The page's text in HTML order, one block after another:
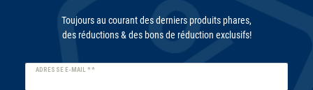
Toujours au courant des derniers produits phares,
des réductions & des bons de réduction exclusifs!
ADRESSE E-MAIL **
Ceres::Template.newsletterHoneypotLabel